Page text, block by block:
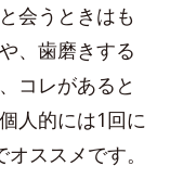
会うときはも
、歯磨きする
コレがあると
人的には1回に
ススメです。